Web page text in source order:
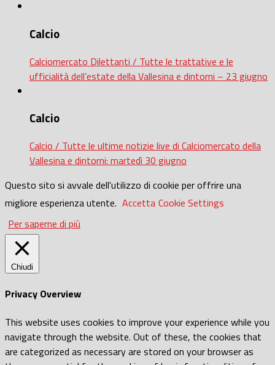
Calcio
Calciomercato Dilettanti / Tutte le trattative e le
ufficialità dell’estate della Vallesina e dintorni – 23 giugno
Calcio
Calcio / Tutte le ultime notizie live di Calciomercato della
Vallesina e dintorni: martedì 30 giugno
Questo sito si avvale dell'utilizzo di cookie per offrire una
migliore esperienza utente. Accetta Cookie Settings
Per saperne di più
Chiudi
Privacy Overview
This website uses cookies to improve your experience while you
navigate through the website. Out of these, the cookies that
are categorized as necessary are stored on your browser as